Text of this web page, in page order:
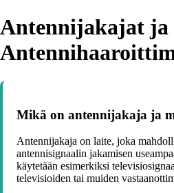
Antennijakajat ja
Mikä on antennijakaja ja
Antennijakaja on laite, joka
antennisignaalin jakamisen
käytetään esimerkiksi
televisioiden tai muiden